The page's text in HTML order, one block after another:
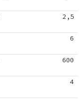
2,5
6
600
4